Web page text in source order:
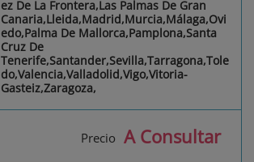
ez De La Frontera,Las Palmas De Gran
Canaria,Lleida,Madrid,Murcia,Málaga,Ovi
edo,Palma De Mallorca,Pamplona,Santa
Cruz De
Tenerife,Santander,Sevilla,Tarragona,Tole
do,Valencia,Valladolid,Vigo,Vitoria-
Gasteiz,Zaragoza,
Precio A Consultar